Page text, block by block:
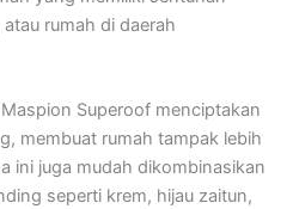
rumah di daerah
Superoof menciptakan
membuat rumah tampak lebih
ini juga mudah dikombinasikan
seperti krem, hijau zaitun,